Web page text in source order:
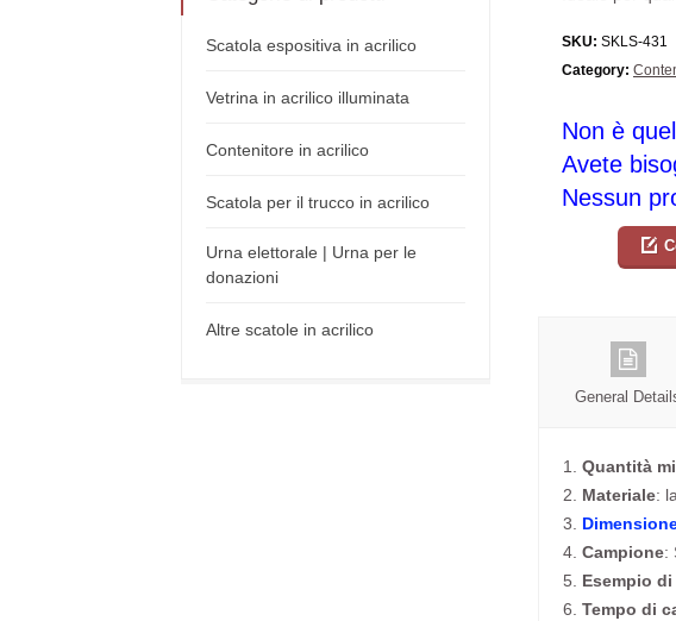
SKU: SKLS-431
Category:
Non è
Avete
Nessun
General
1. Quantità
2. Materiale:
3.
4. Campione:
5. Esempio
6. Tempo di
Scatola espositiva in acrilico
Vetrina in acrilico illuminata
Contenitore in acrilico
Scatola per il trucco in acrilico
Urna elettorale | Urna per le
donazioni
Altre scatole in acrilico